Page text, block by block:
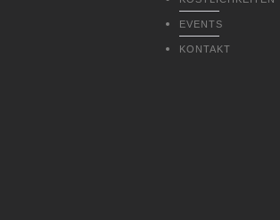
EVENTS
KONTAKT